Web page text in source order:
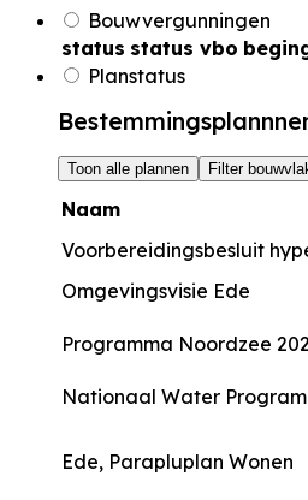
Bouwvergunningen
status status vbo
Planstatus
Toon alle plannen Filter
Naam
Voorbereidingsbesluit
Omgevingsvisie Ede
Programma Noordzee
Nationaal Water
Ede, Parapluplan Wonen